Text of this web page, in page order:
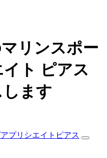
リンスポー
ト ピアス
ます